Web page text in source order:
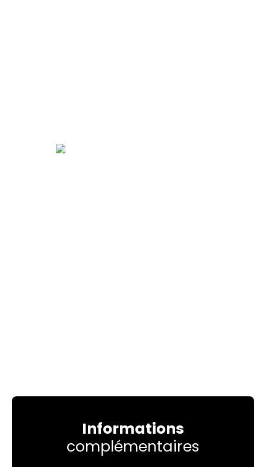
Informations
complémentaires